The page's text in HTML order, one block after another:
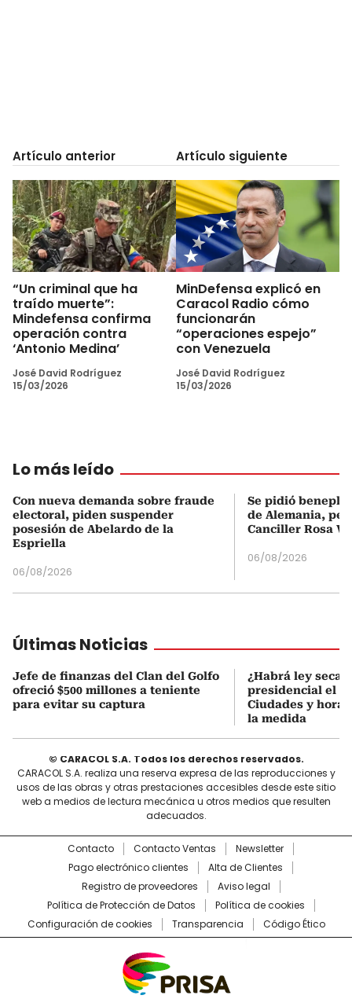
Artículo anterior
“Un criminal que ha
traído muerte”:
Mindefensa confirma
operación contra
‘Antonio Medina’
José David Rodríguez
15/03/2026
Artículo siguiente
MinDefensa explicó en
Caracol Radio cómo
funcionarán
“operaciones espejo”
con Venezuela
José David Rodríguez
15/03/2026
Lo más leído
Con nueva demanda sobre fraude
electoral, piden suspender
posesión de Abelardo de la
Espriella
06/08/2026
Se pidió
de Alemania,
Canciller Rosa
06/08/2026
Últimas Noticias
Jefe de finanzas del Clan del Golfo
ofreció $500 millones a teniente
para evitar su captura
¿Habrá ley seca
presidencial el 7
Ciudades y
la medida
© CARACOL S.A. Todos los derechos reservados.
CARACOL S.A. realiza una reserva expresa de las reproducciones y
usos de las obras y otras prestaciones accesibles desde este sitio
web a medios de lectura mecánica u otros medios que resulten
adecuados.
Contacto Contacto Ventas
Newsletter
Pago electrónico clientes
Alta de Clientes
Registro de proveedores
Aviso legal
Política de Protección de Datos
Política de cookies
Configuración de cookies
Transparencia Código Ético